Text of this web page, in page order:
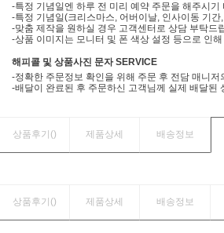
-특정 기념일엔 하루 전 미리 예약 주문을 해주시기
-특정 기념일(크리스마스, 어버이날, 인사이동 기간
-맞춤 제작을 원하실 경우 고객센터로 상담 부탁드
-상품 이미지는 모니터 및 폰 색상 설정 등으로 인
해피콜 및 상품사진 문자 SERVICE
-정확한 주문정보 확인을 위해 주문 후 전담 매니저
-배달이 완료된 후 주문하신 고객님께 실제 배달된
상품후기() 제품상세 배송정보
상품후기() 제품상세 배송정보